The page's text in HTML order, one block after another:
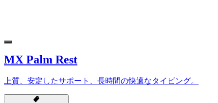
MX Palm Rest
上質、安定したサポート、長時間の快適なタイピング。